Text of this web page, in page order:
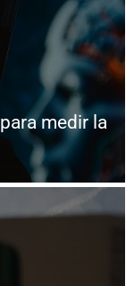
medir la